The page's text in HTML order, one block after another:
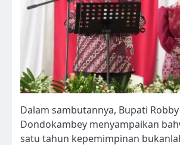
Dalam sambutannya, Bupati Robby
Dondokambey menyampaikan
satu tahun kepemimpinan